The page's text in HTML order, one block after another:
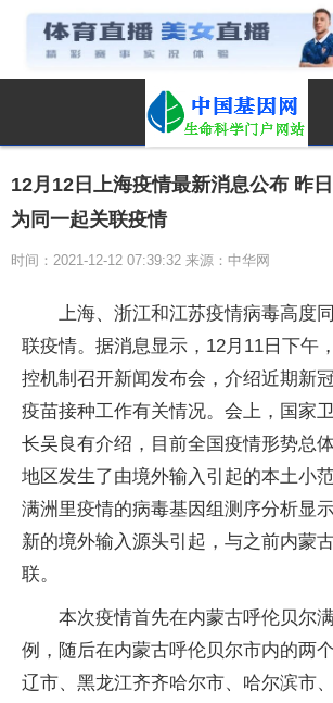
12月12日上海疫情最新消息公布 昨
为同一起关联疫情
时间：2021-12-12 07:39:32 来源：中华网
上海、浙江和江苏疫情病毒高度
联疫情。据消息显示，12月11日下午
控机制召开新闻发布会，介绍近期新
疫苗接种工作有关情况。会上，国家
长吴良有介绍，目前全国疫情形势总
地区发生了由境外输入引起的本土小
满洲里疫情的病毒基因组测序分析显
新的境外输入源头引起，与之前内蒙
联。
本次疫情首先在内蒙古呼伦贝尔
例，随后在内蒙古呼伦贝尔市内的两
辽市、黑龙江齐齐哈尔市、哈尔滨市